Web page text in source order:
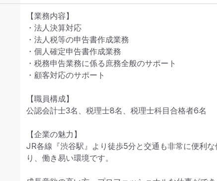
【業務内容】
・法人決算対応
・法人税等の申告書作成業務
・個人確定申告書作成業務
・税務申告業務に係る庶務全般のサポート
・顧客対応のサポート
【職員構成】
公認会計士3名、税理士8名、税理士科目合格者6名
【企業の魅力】
JR各線『渋谷駅』より徒歩5分と交通も非常に便利
り、働き易い環境です。